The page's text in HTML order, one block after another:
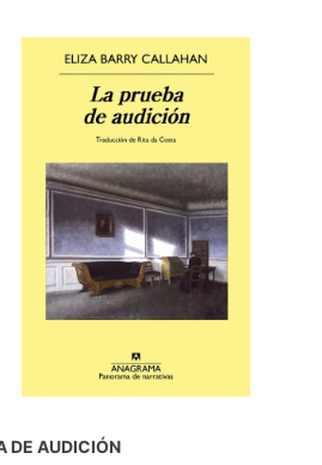
DE AUDICIÓN